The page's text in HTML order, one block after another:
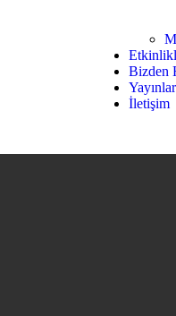
Bizden
İletişim